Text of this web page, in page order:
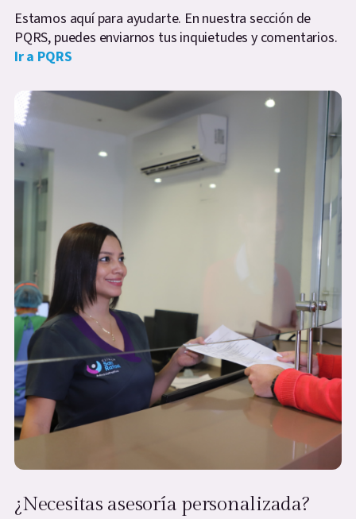
Estamos aquí para ayudarte. En nuestra sección de
PQRS, puedes enviarnos tus inquietudes y comentarios.
Ir a PQRS
¿Necesitas asesoría personalizada?